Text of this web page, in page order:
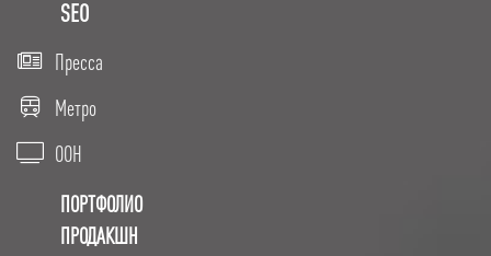
SEO
Пресса
Метро
OOH
ПОРТФОЛИО
ПРОДАКШН